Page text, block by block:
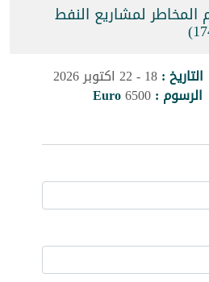
لمشاريع النفط
التاريخ :18 - 22 اكتوبر 2026
الرسوم :6500
Euro